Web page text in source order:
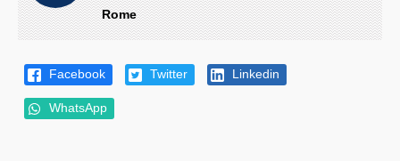
Rome
Facebook Twitter Linkedin
WhatsApp